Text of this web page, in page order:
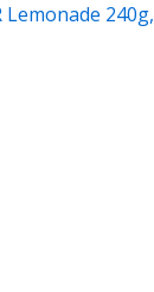
240g,